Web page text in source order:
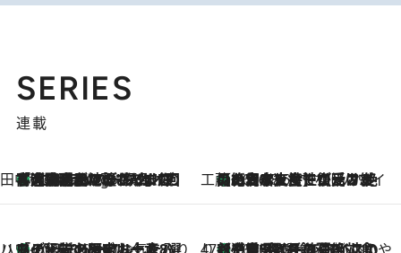
SERIES
連載
田中稲の勝手に再ブーム
4 Hours Ago
「湘南乃風に憧れて」観客大盛上がりの“タオル回し”に、ラッパー顔負けの高速歌唱まで…さだまさし（74）のアグレッシブすぎる現在地 工藤まやのおもてなしハワイ
2026.8.6
【ハワイ土産】ローカルの絶大な支持で復活！ 絶品の幻クッキー《元ファンの日本人女性が受け継いだ名店》